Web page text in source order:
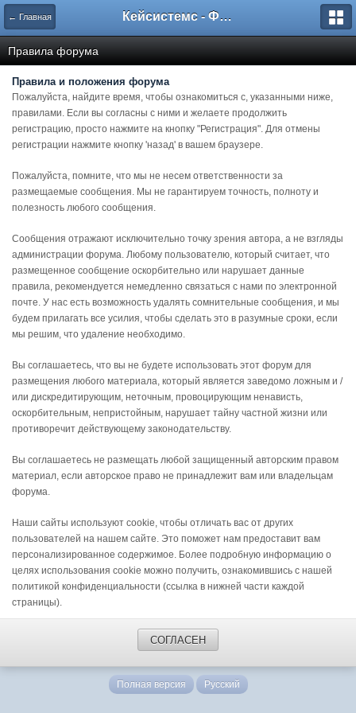
← Главная Кейсистемс - Форумы
Правила форума
Правила и положения форума
Пожалуйста, найдите время, чтобы ознакомиться с, указанными ниже,
правилами. Если вы согласны с ними и желаете продолжить
регистрацию, просто нажмите на кнопку "Регистрация". Для отмены
регистрации нажмите кнопку 'назад' в вашем браузере.
Пожалуйста, помните, что мы не несем ответственности за
размещаемые сообщения. Мы не гарантируем точность, полноту и
полезность любого сообщения.
Сообщения отражают исключительно точку зрения автора, а не взгляды
администрации форума. Любому пользователю, который считает, что
размещенное сообщение оскорбительно или нарушает данные
правила, рекомендуется немедленно связаться с нами по электронной
почте. У нас есть возможность удалять сомнительные сообщения, и мы
будем прилагать все усилия, чтобы сделать это в разумные сроки, если
мы решим, что удаление необходимо.
Вы соглашаетесь, что вы не будете использовать этот форум для
размещения любого материала, который является заведомо ложным и /
или дискредитирующим, неточным, провоцирующим ненависть,
оскорбительным, непристойным, нарушает тайну частной жизни или
противоречит действующему законодательству.
Вы соглашаетесь не размещать любой защищенный авторским правом
материал, если авторское право не принадлежит вам или владельцам
форума.
Наши сайты используют cookie, чтобы отличать вас от других
пользователей на нашем сайте. Это поможет нам предоставит вам
персонализированное содержимое. Более подробную информацию о
целях использования cookie можно получить, ознакомившись с нашей
политикой конфиденциальности (ссылка в нижней части каждой
страницы).
СОГЛАСЕН
Полная версия Русский